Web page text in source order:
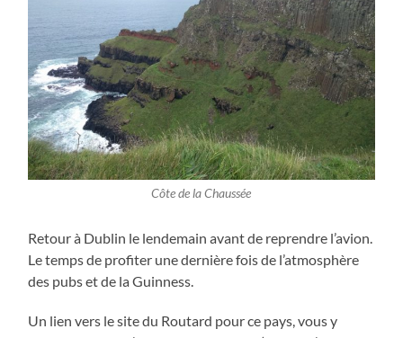
Côte de la Chaussée
Retour à Dublin le lendemain avant de reprendre l’avion.
Le temps de profiter une dernière fois de l’atmosphère
des pubs et de la Guinness.
Un lien vers le site du Routard pour ce pays, vous y